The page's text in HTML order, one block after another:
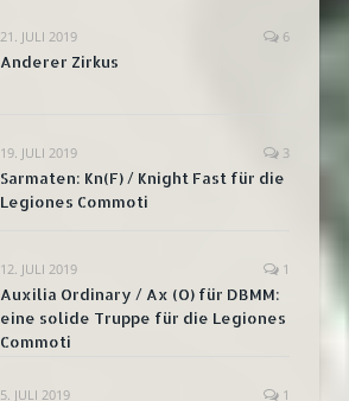
21. JULI 2019 6
Anderer Zirkus
19. JULI 2019 3
Sarmaten: Kn(F) / Knight Fast für die
Legiones Commoti
12. JULI 2019 1
Auxilia Ordinary / Ax (O) für DBMM:
eine solide Truppe für die Legiones
Commoti
5. JULI 2019 1